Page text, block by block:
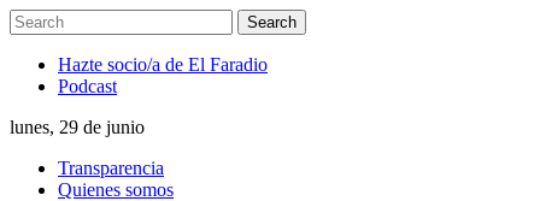
Hazte socio/a de El Faradio
Podcast
lunes, 29 de junio
Transparencia
Quienes somos